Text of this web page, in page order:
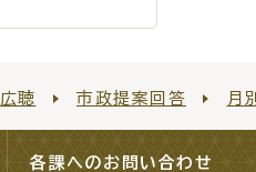
広聴 市政提案回答 月
各課へのお問い合わせ